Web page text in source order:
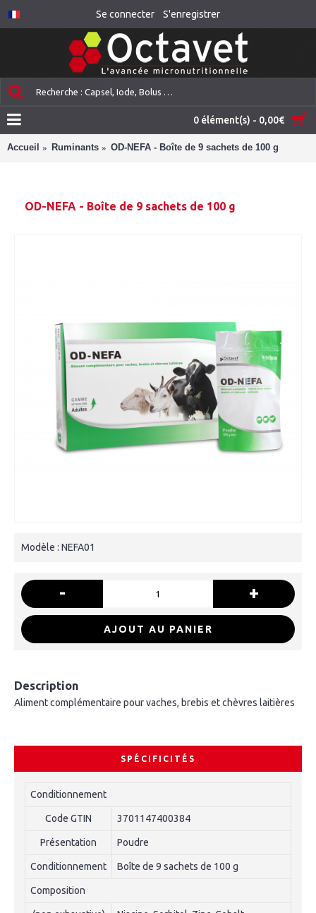
Se connecter S'enregistrer
0 élément(s) - 0,00€
Accueil Ruminants OD-NEFA - Boîte de 9 sachets de 100 g
OD-NEFA - Boîte de 9 sachets de 100 g
Modèle : NEFA01
- +
AJOUT AU PANIER
Description
Aliment complémentaire pour vaches, brebis et chèvres laitières
SPÉCIFICITÉS
Conditionnement
Code GTIN 3701147400384
Présentation Poudre
Conditionnement Boîte de 9 sachets de 100 g
Composition